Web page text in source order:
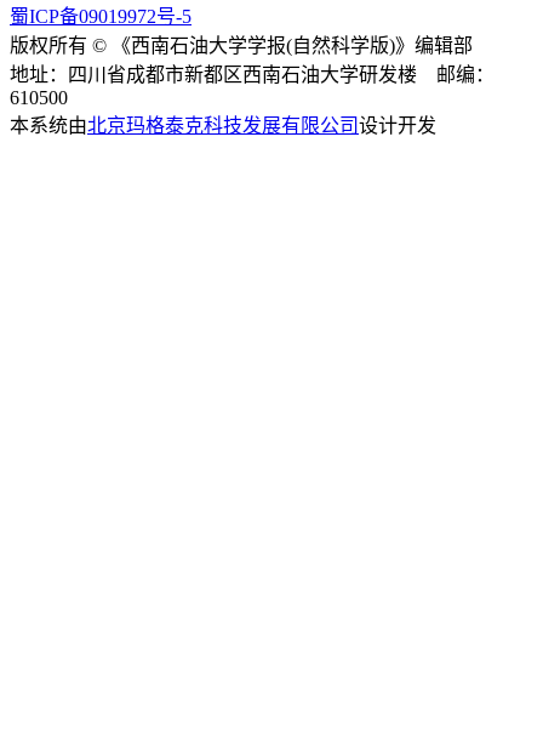
蜀ICP备09019972号-5
版权所有 © 《西南石油大学学报(自然科学版)》编辑部
地址：四川省成都市新都区西南石油大学研发楼 邮编：
610500
本系统由北京玛格泰克科技发展有限公司设计开发